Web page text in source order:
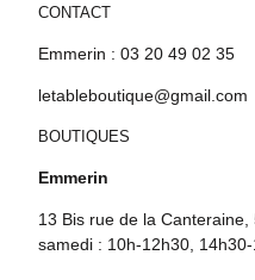
CONTACT
Emmerin : 03 20 49 02 35
letableboutique@gmail.com
BOUTIQUES
Emmerin
13 Bis rue de la
samedi : 10h-12h30,